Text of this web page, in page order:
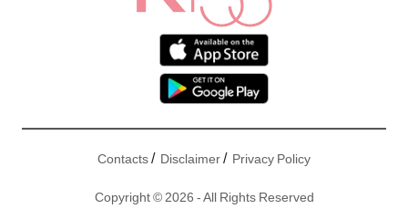
Contacts/ Disclaimer/ Privacy Policy
Copyright © 2026 - All Rights Reserved